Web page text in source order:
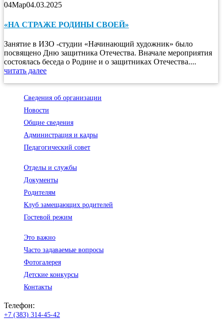
04Мар04.03.2025
«НА СТРАЖЕ РОДИНЫ СВОЕЙ»
Занятие в ИЗО -студии «Начинающий художник» было
посвящено Дню защитника Отечества. Вначале мероприятия
состоялась беседа о Родине и о защитниках Отечества....
читать далее
Сведения об организации
Новости
Общие сведения
Администрация и кадры
Педагогический совет
Отделы и службы
Документы
Родителям
Клуб замещающих родителей
Гостевой режим
Это важно
Часто задаваемые вопросы
Фотогалерея
Детские конкурсы
Контакты
Телефон:
+7 (383) 314-45-42